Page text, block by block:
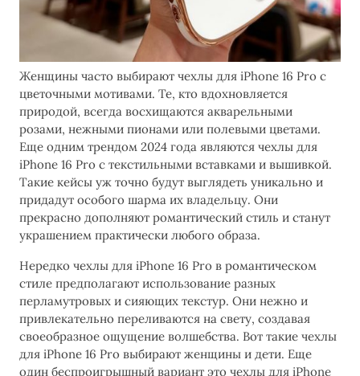
Женщины часто выбирают чехлы для iPhone 16 Pro с
цветочными мотивами. Те, кто вдохновляется
природой, всегда восхищаются акварельными
розами, нежными пионами или полевыми цветами.
Еще одним трендом 2024 года являются чехлы для
iPhone 16 Pro с текстильными вставками и вышивкой.
Такие кейсы уж точно будут выглядеть уникально и
придадут особого шарма их владельцу. Они
прекрасно дополняют романтический стиль и станут
украшением практически любого образа.
Нередко чехлы для iPhone 16 Pro в романтическом
стиле предполагают использование разных
перламутровых и сияющих текстур. Они нежно и
привлекательно переливаются на свету, создавая
своеобразное ощущение волшебства. Вот такие чехлы
для iPhone 16 Pro выбирают женщины и дети. Еще
один беспроигрышный вариант это чехлы для iPhone